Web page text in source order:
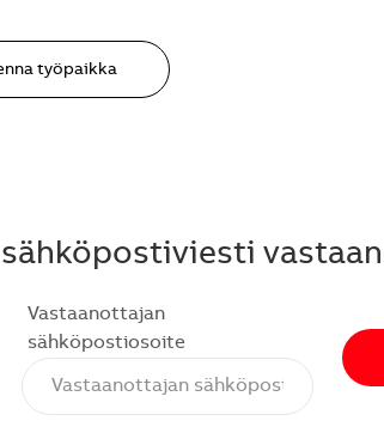
työpaikka
Vastaanottajan
sähköpostiosoite